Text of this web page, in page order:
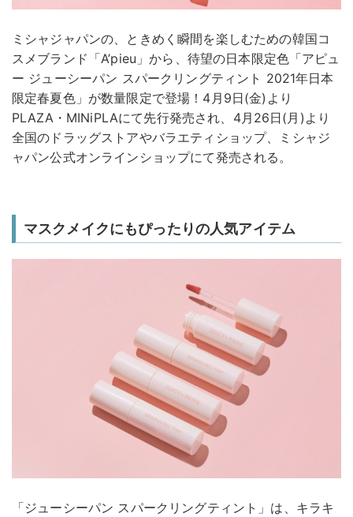
ミシャジャパンの、ときめく瞬間を楽しむための韓国コ
スメブランド「A’pieu」から、待望の日本限定色「アピュ
ー ジューシーパン スパークリングティント 2021年日本
限定春夏色」が数量限定で登場！4月9日(金)より
PLAZA・MINiPLAにて先行発売され、4月26日(月)より
全国のドラッグストアやバラエティショップ、ミシャジ
ャパン公式オンラインショップにて発売される。
マスクメイクにもぴったりの人気アイテム
「ジューシーパン スパークリングティント」は、キラキ